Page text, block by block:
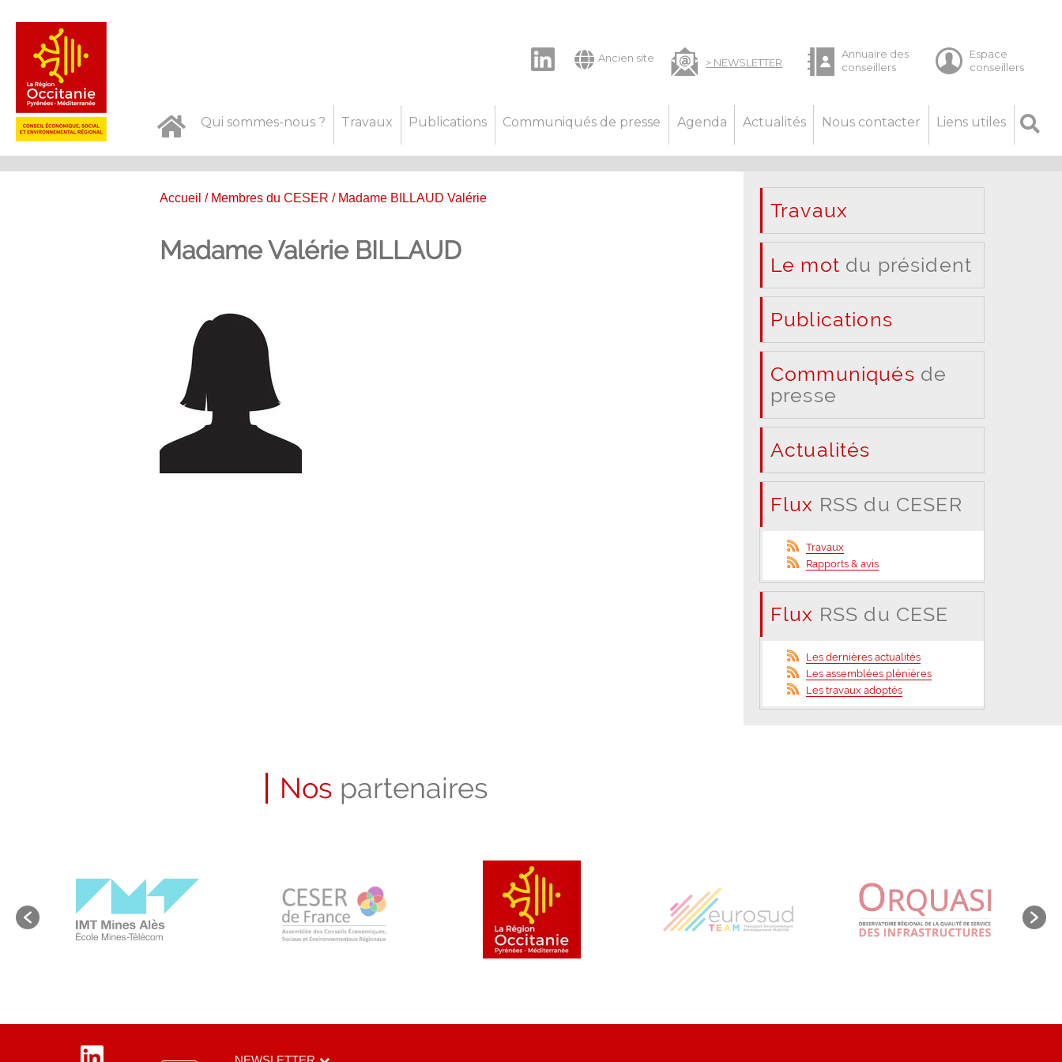
Ancien site
Qui sommes-nous ? Travaux Publications Communiqués de presse Agenda Actualités Nous contacter Liens utiles
Accueil / Membres du CESER / Madame BILLAUD Valérie
Madame Valérie BILLAUD
Travaux
Le mot du président
Publications
Communiqués de
presse
Actualités
Flux RSS du CESER
Travaux
Rapports & avis
Flux RSS du CESE
Les dernières actualités
Les assemblées plénières
Les travaux adoptés
Nos partenaires
LinkedIn